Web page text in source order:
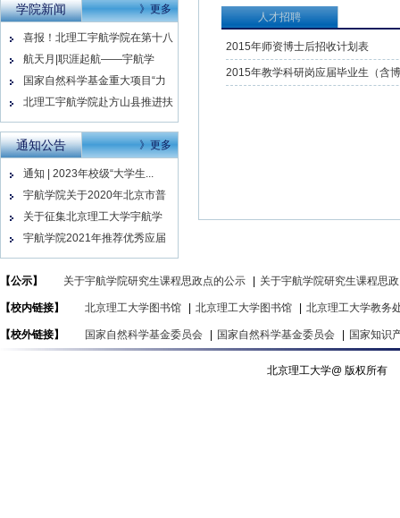
学院新闻 》更多
喜报！北理工宇航学院在第十八
届“...
航天月|职涯起航——宇航学
院“选...
国家自然科学基金重大项目“力
学超...
北理工宇航学院赴方山县推进扶
贫工...
通知公告 》更多
通知 | 2023年校级“大学生...
宇航学院关于2020年北京市普
通...
关于征集北京理工大学宇航学
院“十...
宇航学院2021年推荐优秀应届
本...
人才招聘
2015年师资博士后招收计划表
2015年教学科研岗应届毕业生（含
【公示】 关于宇航学院研究生课程思政点的公示 关于宇航学院研究生课程思
【校内链接】 北京理工大学图书馆 北京理工大学图书馆 北京理工大学教务
【校外链接】 国家自然科学基金委员会 国家自然科学基金委员会 国家知识
北京理工大学@ 版权所有